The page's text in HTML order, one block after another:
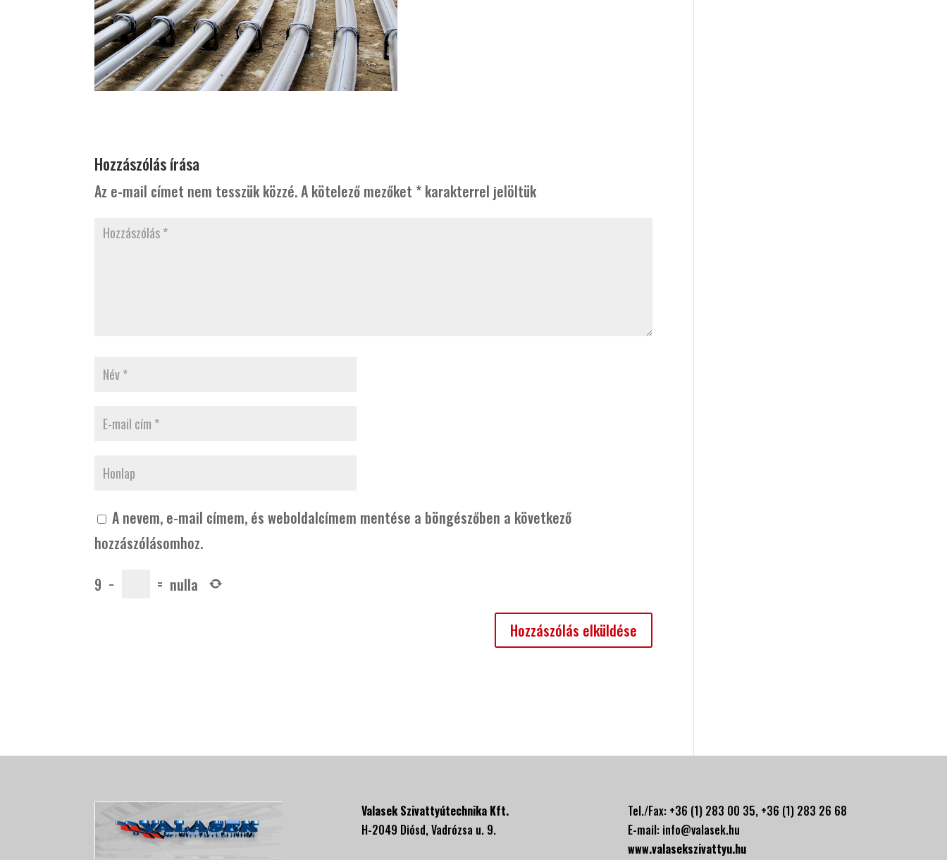
Hozzászólás írása
Az e-mail címet nem tesszük közzé.A kötelező mezőket * karakterrel jelöltük
A nevem, e-mail címem, és weboldalcímem mentése a böngészőben a következő
hozzászólásomhoz.
9 − = nulla
Valasek Szivattyútechnika Kft.
H-2049 Diósd, Vadrózsa u. 9.
Tel./Fax: +36 (1) 283 00 35, +36 (1) 283 26 68
E-mail: info@valasek.hu
www.valasekszivattyu.hu